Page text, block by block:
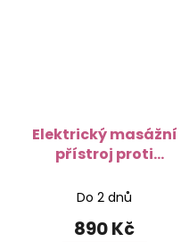
Elektrický masážní
přístroj proti
InnovaGoods
Do 2 dnů
890 Kč